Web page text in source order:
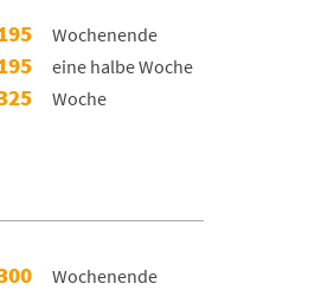
Wochenende
eine halbe Woche
Woche
Wochenende